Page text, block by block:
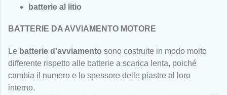
batterie al litio
BATTERIE DA AVVIAMENTO MOTORE
Le batterie d'avviamento sono costruite in modo molto
differente rispetto alle batterie a scarica lenta, poiché
cambia il numero e lo spessore delle piastre al loro
interno.